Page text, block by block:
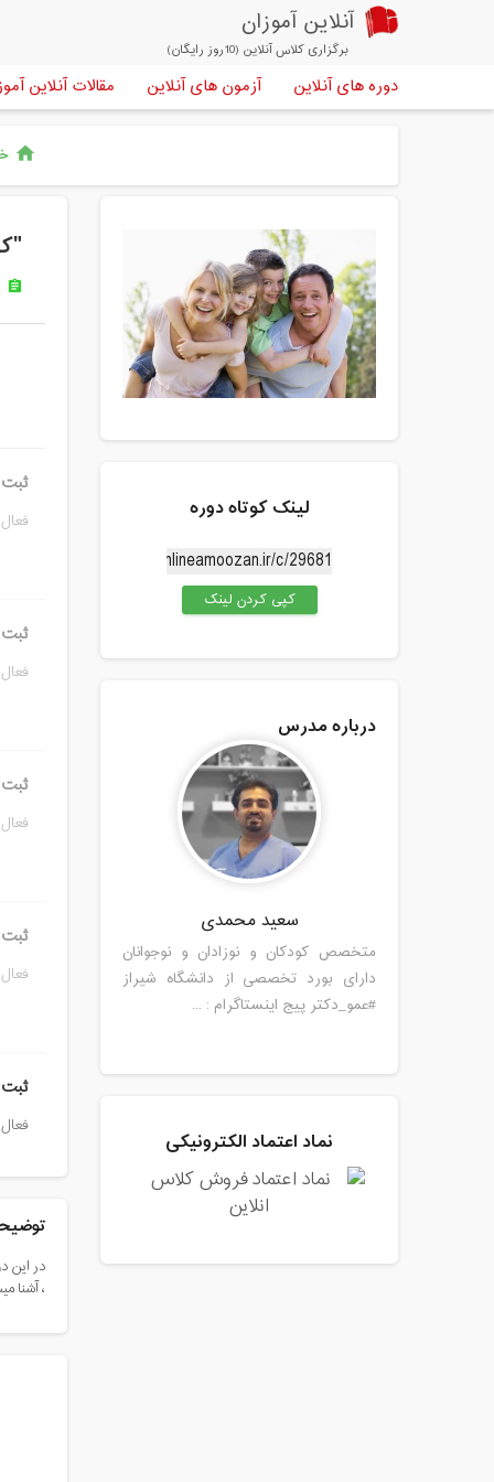
آنلاین آموزان
برگزاری کلاس آنلاین (10روز رایگان)
دوره های آنلاین آزمون های آنلاین مقالات آنلاین
home
assignment
ثبت
ثبت
ثبت
ثبت
در این
، آشنا
لینک کوتاه دوره
کپی کردن لینک
درباره مدرس
سعید محمدی
متخصص کودکان و نوزادان و نوجوانان
دارای بورد تخصصی از دانشگاه شیراز
#عمو_دکتر پیج اینستاگرام : ...
نماد اعتماد الکترونیکی